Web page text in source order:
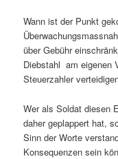
Wann ist der Punkt
über Gebühr
Diebstahl am eigenen
Steuerzahler
Wer als Soldat diesen
daher geplappert hat,
Sinn der Worte
Konsequenzen sein